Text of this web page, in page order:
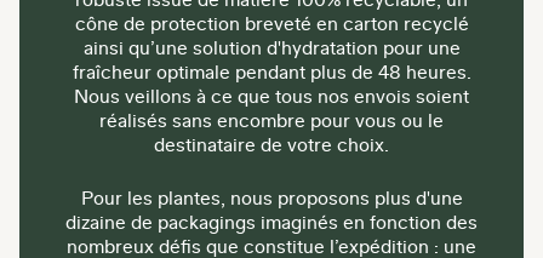
cône de protection breveté en carton recyclé
ainsi qu’une solution d'hydratation pour une
fraîcheur optimale pendant plus de 48 heures.
Nous veillons à ce que tous nos envois soient
réalisés sans encombre pour vous ou le
destinataire de votre choix.
Pour les plantes, nous proposons plus d'une
dizaine de packagings imaginés en fonction des
nombreux défis que constitue l’expédition : une